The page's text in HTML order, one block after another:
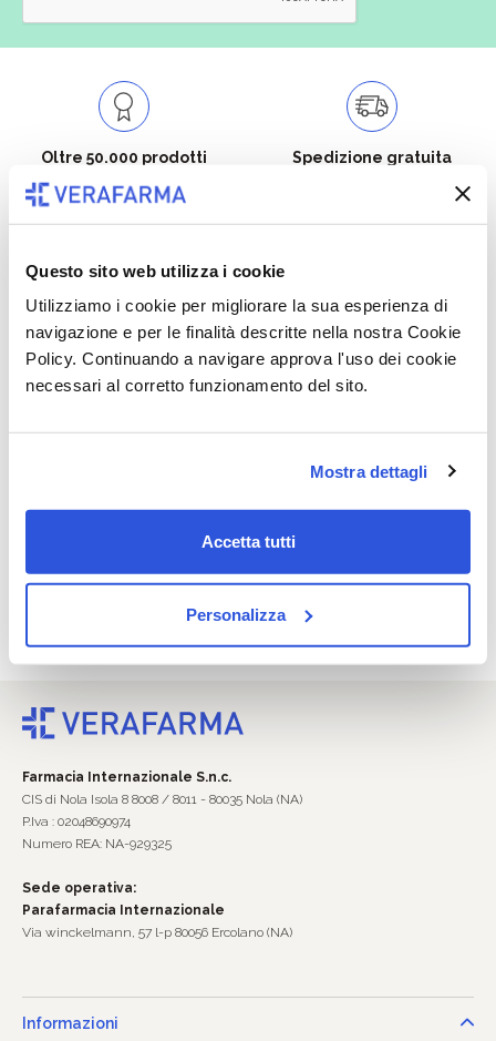
Questo sito web utilizza i cookie
Utilizziamo i cookie per migliorare la sua esperienza di
navigazione e per le finalità descritte nella nostra Cookie
Policy. Continuando a navigare approva l'uso dei cookie
necessari al corretto funzionamento del sito.
Mostra dettagli
Accetta tutti
Personalizza
Oltre 50.000 prodotti
Catalogo prodotti ampio e completo
per soddisfare tutte le esigenze.
Spedizione gratuita
la spedizione la regaliamo noi.
Consegna veloce
Dalla conferma dell’ordine al
Pagamenti sicuri
I tuoi acquisti on line protetti e
Promozioni ogni giorno
Farmacia Internazionale S.n.c.
CIS di Nola Isola 8 8008 / 8011 - 80035 Nola (NA)
P.Iva : 02048690974
Numero REA: NA-929325
Sede operativa:
Parafarmacia Internazionale
Via winckelmann, 57 l-p 80056 Ercolano (NA)
Informazioni